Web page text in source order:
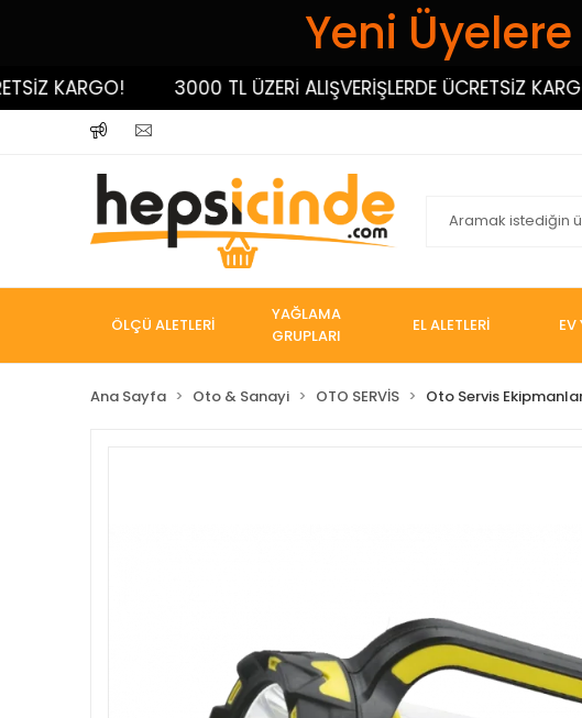
Yeni
KARGO! 3000 TL ÜZERİ ALIŞVERİŞLERDE ÜCRETSİZ KARGO!
ÖLÇÜ ALETLERİ
YAĞLAMA
GRUPLARI
EL ALETLERİ EV
Ana Sayfa Oto & Sanayi OTO SERVİS Oto Servis